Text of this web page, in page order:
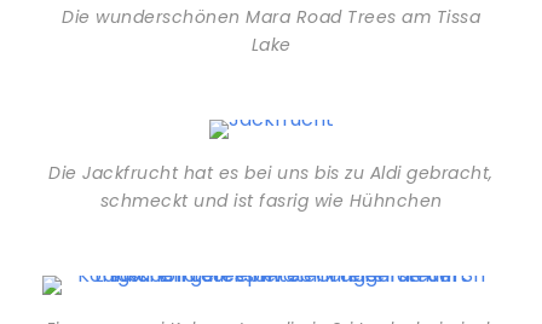
Die wunderschönen Mara Road Trees am Tissa
Lake
Die Jackfrucht hat es bei uns bis zu Aldi gebracht,
schmeckt und ist fasrig wie Hühnchen